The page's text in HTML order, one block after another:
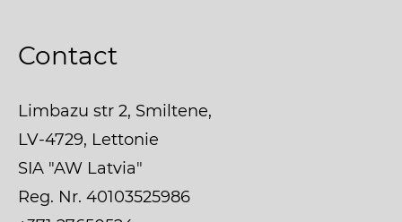
Contact
Limbazu str 2, Smiltene,
LV-4729, Lettonie
SIA "AW Latvia"
Reg. Nr. 40103525986